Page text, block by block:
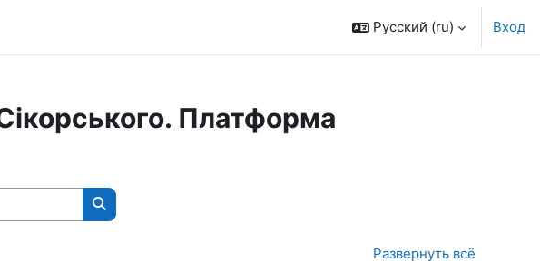
Русский ‎(ru)‎ Вход
Сікорського. Платформа
Поиск курса
Развернуть всё